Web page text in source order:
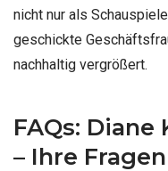
nicht nur als
geschickte
nachhaltig vergrößert.
FAQs:
– Ihre